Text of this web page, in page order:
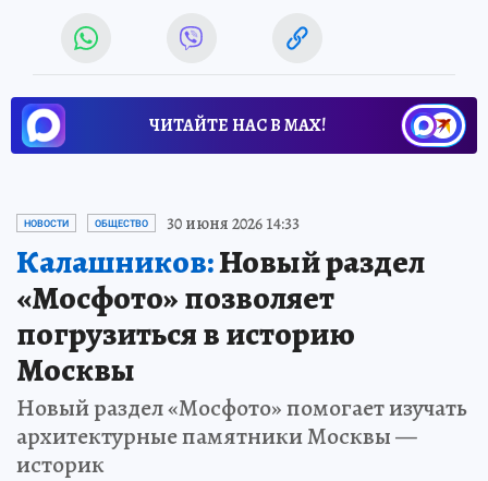
ЧИТАЙТЕ НАС В МАХ!
НОВОСТИ ОБЩЕСТВО 30 июня 2026 14:33
Калашников:Новый раздел
«Мосфото» позволяет
погрузиться в историю
Москвы
Новый раздел «Мосфото» помогает изучать
архитектурные памятники Москвы —
историк